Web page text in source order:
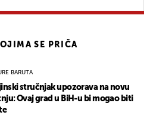
SE PRIČA
BARUTA
stručnjak upozorava na novu
Ovaj grad u BiH-u bi mogao biti